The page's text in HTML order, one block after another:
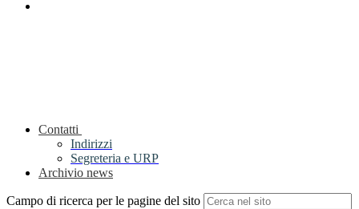
Contatti
Indirizzi
Segreteria e URP
Archivio news
Campo di ricerca per le pagine del sito